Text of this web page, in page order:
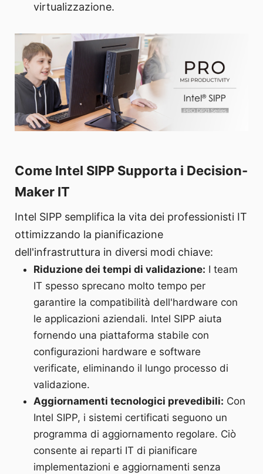
virtualizzazione.
Come Intel SIPP Supporta i Decision-
Maker IT
Intel SIPP semplifica la vita dei professionisti IT
ottimizzando la pianificazione
dell'infrastruttura in diversi modi chiave:
Riduzione dei tempi di validazione: I team
IT spesso sprecano molto tempo per
garantire la compatibilità dell'hardware con
le applicazioni aziendali. Intel SIPP aiuta
fornendo una piattaforma stabile con
configurazioni hardware e software
verificate, eliminando il lungo processo di
validazione.
Aggiornamenti tecnologici prevedibili: Con
Intel SIPP, i sistemi certificati seguono un
programma di aggiornamento regolare. Ciò
consente ai reparti IT di pianificare
implementazioni e aggiornamenti senza